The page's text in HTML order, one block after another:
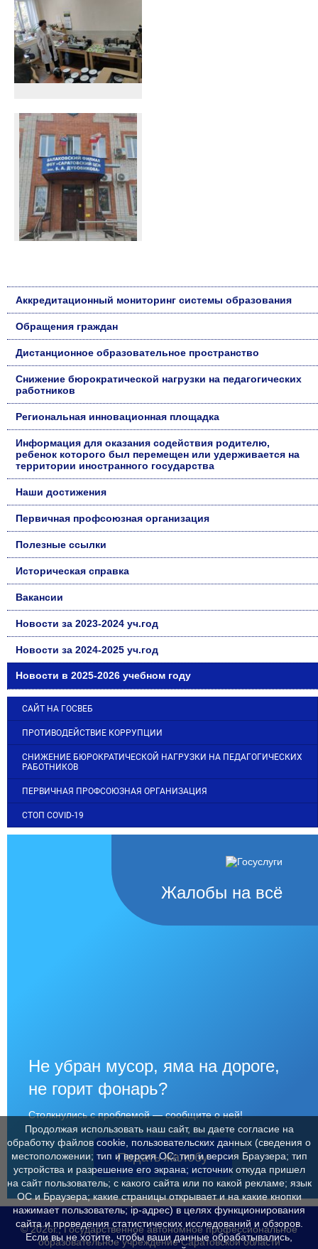
Аккредитационный мониторинг системы образования
Обращения граждан
Дистанционное образовательное пространство
Снижение бюрократической нагрузки на педагогических
работников
Региональная инновационная площадка
Информация для оказания содействия родителю,
ребенок которого был перемещен или удерживается на
территории иностранного государства
Наши достижения
Первичная профсоюзная организация
Полезные ссылки
Историческая справка
Вакансии
Новости за 2023-2024 уч.год
Новости за 2024-2025 уч.год
Новости в 2025-2026 учебном году
САЙТ НА ГОСВЕБ
ПРОТИВОДЕЙСТВИЕ КОРРУПЦИИ
СНИЖЕНИЕ БЮРОКРАТИЧЕСКОЙ НАГРУЗКИ НА ПЕДАГОГИЧЕСКИХ
РАБОТНИКОВ
ПЕРВИЧНАЯ ПРОФСОЮЗНАЯ ОРГАНИЗАЦИЯ
СТОП COVID-19
Жалобы на всё
Не убран мусор, яма на дороге,
не горит фонарь?
Столкнулись с проблемой — сообщите о ней!
Подать жалобу
© 2026г., Государственное автономное профессиональное
образовательное учреждение Саратовской области
Продолжая использовать наш сайт, вы даете согласие на
обработку файлов cookie, пользовательских данных (сведения о
местоположении; тип и версия ОС; тип и версия Браузера; тип
устройства и разрешение его экрана; источник откуда пришел
на сайт пользователь; с какого сайта или по какой рекламе; язык
ОС и Браузера; какие страницы открывает и на какие кнопки
нажимает пользователь; ip-адрес) в целях функционирования
сайта и проведения статистических исследований и обзоров.
Если вы не хотите, чтобы ваши данные обрабатывались,